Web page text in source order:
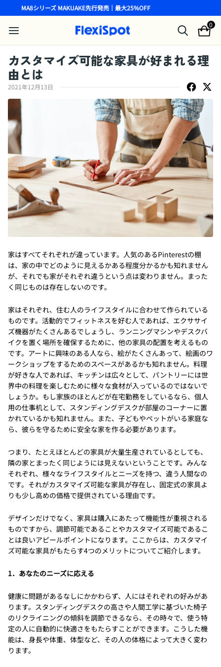
MA8シリーズ MAKUAKE先行発売｜最大25%OFF
0
カスタマイズ可能な家具が好まれる理
由とは
2021年12月13日
家はすべてそれぞれが違っています。人気のあるPinterestの棚
は、家の中でどのように見えるかある程度分かるかも知れません
が、それでも家がそれぞれ違うという点は変わりません。まった
く同じものは存在しないのです。
家はそれぞれ、住む人のライフスタイルに合わせて作られている
ものです。活動的でフィットネスを好む人であれば、エクササイ
ズ機器がたくさんあるでしょうし、ランニングマシンやデスクバ
イクを置く場所を確保するために、他の家具の配置を考えるもの
です。アートに興味のある人なら、絵がたくさんあって、絵画のワ
ークショップをするためのスペースがあるかも知れません。料理
が好きな人であれば、キッチンは広々として、パントリーには世
界中の料理を楽しむために様々な食材が入っているのではないで
しょうか。もし家族のほとんどが在宅勤務をしているなら、個人
用の仕事机として、スタンディングデスクが部屋のコーナーに置
かれているかも知れません。また、子どもやペットがいる家庭な
ら、彼らを守るために安全な家を作る必要があります。
つまり、たとえほとんどの家具が大量生産されているとしても、
隣の家とまったく同じようには見えないということです。みんな
それぞれ、様々なライフスタイルとニーズを持つ、違う人間なの
です。それがカスタマイズ可能な家具が存在し、固定式の家具よ
りも少し高めの価格で提供されている理由です。
デザインだけでなく、家具は購入にあたって機能性が重視される
ものですから、調節可能であることやカスタマイズ可能であるこ
とは良いアピールポイントになります。ここからは、カスタマイ
ズ可能な家具がもたらす4つのメリットについてご紹介します。
1．あなたのニーズに応える
健康に問題があるなしにかかわらず、人にはそれぞれの好みがあ
ります。スタンディングデスクの高さや人間工学に基づいた椅子
のリクライニングの傾斜を調節できるなら、その時々で、使う特
定の人に自動的に快適さをもたらすことができます。こうした機
能は、身長や体重、体型など、その人の体格によって大きく変わ
ります。